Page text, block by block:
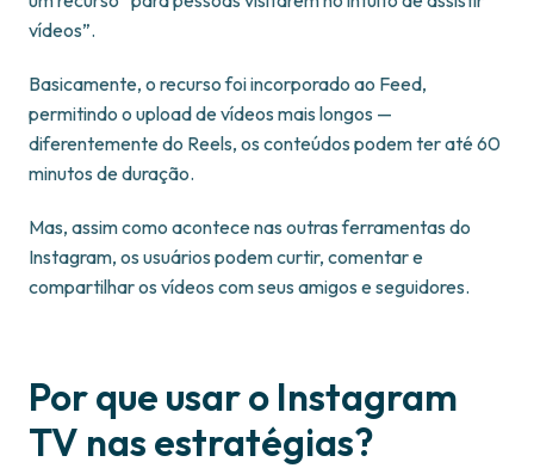
vídeos”.
Basicamente, o recurso foi incorporado ao Feed,
permitindo o upload de vídeos mais longos —
diferentemente do Reels, os conteúdos podem ter até 60
minutos de duração.
Mas, assim como acontece nas outras ferramentas do
Instagram, os usuários podem curtir, comentar e
compartilhar os vídeos com seus amigos e seguidores.
Por que usar o Instagram
TV nas estratégias?